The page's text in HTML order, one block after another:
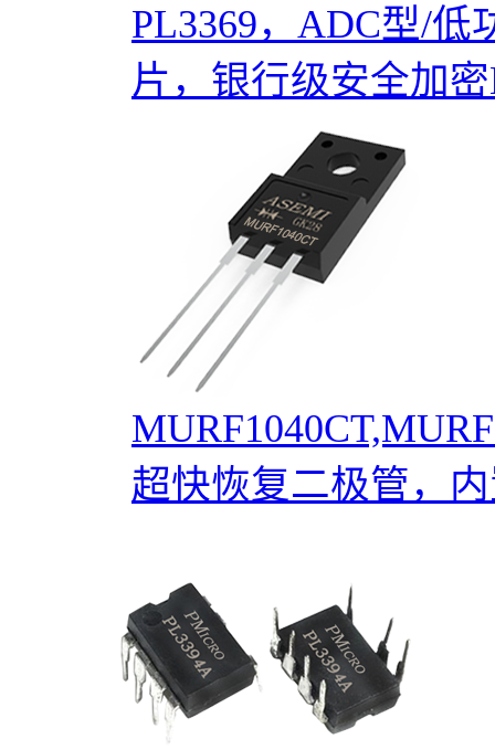
PL3369，ADC型/低
片，银行级安全加
超快恢复二极管，